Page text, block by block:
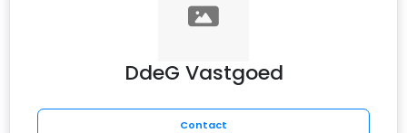
DdeG Vastgoed
Contact